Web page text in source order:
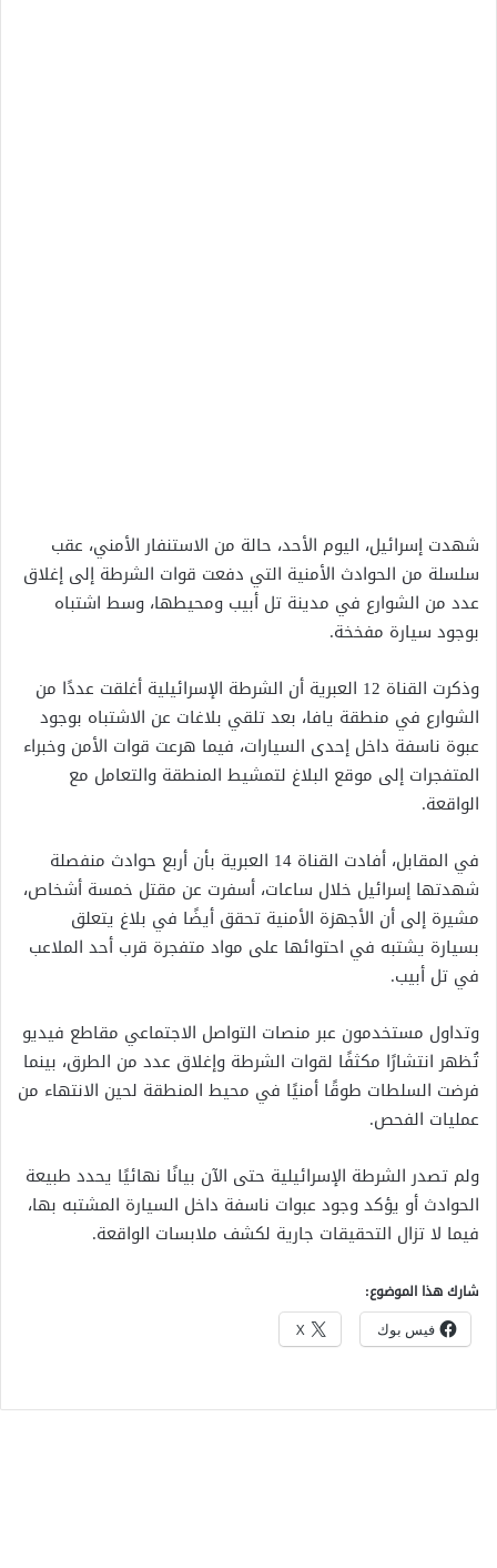
شهدت إسرائيل، اليوم الأحد، حالة من الاستنفار الأمني، عقب
سلسلة من الحوادث الأمنية التي دفعت قوات الشرطة إلى إغلاق
عدد من الشوارع في مدينة تل أبيب ومحيطها، وسط اشتباه
بوجود سيارة مفخخة.
وذكرت القناة 12 العبرية أن الشرطة الإسرائيلية أغلقت عددًا من
الشوارع في منطقة يافا، بعد تلقي بلاغات عن الاشتباه بوجود
عبوة ناسفة داخل إحدى السيارات، فيما هرعت قوات الأمن وخبراء
المتفجرات إلى موقع البلاغ لتمشيط المنطقة والتعامل مع
الواقعة.
في المقابل، أفادت القناة 14 العبرية بأن أربع حوادث منفصلة
شهدتها إسرائيل خلال ساعات، أسفرت عن مقتل خمسة أشخاص،
مشيرة إلى أن الأجهزة الأمنية تحقق أيضًا في بلاغ يتعلق
بسيارة يشتبه في احتوائها على مواد متفجرة قرب أحد الملاعب
في تل أبيب.
وتداول مستخدمون عبر منصات التواصل الاجتماعي مقاطع فيديو
تُظهر انتشارًا مكثفًا لقوات الشرطة وإغلاق عدد من الطرق، بينما
فرضت السلطات طوقًا أمنيًا في محيط المنطقة لحين الانتهاء من
عمليات الفحص.
ولم تصدر الشرطة الإسرائيلية حتى الآن بيانًا نهائيًا يحدد طبيعة
الحوادث أو يؤكد وجود عبوات ناسفة داخل السيارة المشتبه بها،
فيما لا تزال التحقيقات جارية لكشف ملابسات الواقعة.
شارك هذا الموضوع:
فيس بوك X